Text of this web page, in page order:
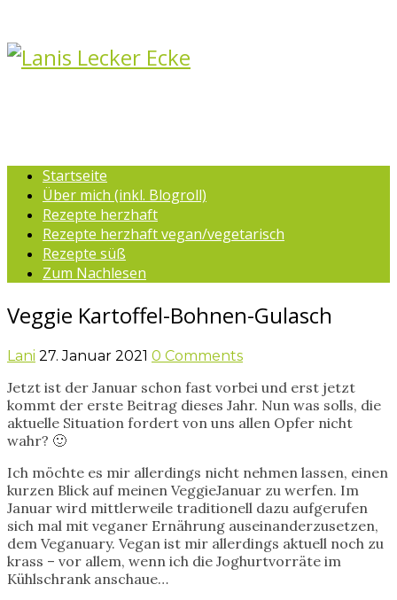
Startseite
Über mich (inkl. Blogroll)
Rezepte herzhaft
Rezepte herzhaft vegan/vegetarisch
Rezepte süß
Zum Nachlesen
Veggie Kartoffel-Bohnen-Gulasch
Lani 27. Januar 2021 0 Comments
Jetzt ist der Januar schon fast vorbei und erst jetzt
kommt der erste Beitrag dieses Jahr. Nun was solls, die
aktuelle Situation fordert von uns allen Opfer nicht
wahr? 🙂
Ich möchte es mir allerdings nicht nehmen lassen, einen
kurzen Blick auf meinen VeggieJanuar zu werfen. Im
Januar wird mittlerweile traditionell dazu aufgerufen
sich mal mit veganer Ernährung auseinanderzusetzen,
dem Veganuary. Vegan ist mir allerdings aktuell noch zu
krass – vor allem, wenn ich die Joghurtvorräte im
Kühlschrank anschaue…